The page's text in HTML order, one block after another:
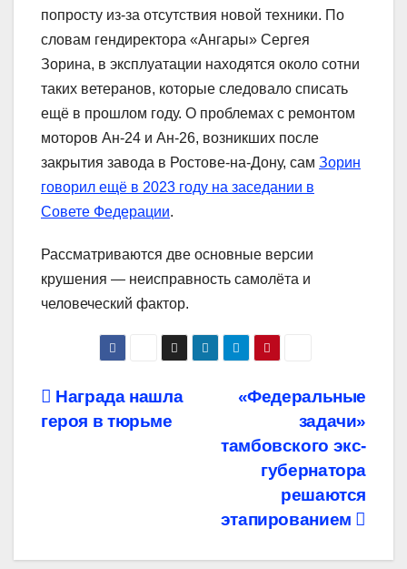
попросту из-за отсутствия новой техники. По
словам гендиректора «Ангары» Сергея
Зорина, в эксплуатации находятся около сотни
таких ветеранов, которые следовало списать
ещё в прошлом году. О проблемах с ремонтом
моторов Ан-24 и Ан-26, возникших после
закрытия завода в Ростове-на-Дону, сам Зорин
говорил ещё в 2023 году на заседании в
Совете Федерации.
Рассматриваются две основные версии
крушения — неисправность самолёта и
человеческий фактор.
Навигация
по
«Федеральные
задачи»
тамбовского экс-
губернатора
решаются
этапированием
Награда нашла
героя в тюрьме